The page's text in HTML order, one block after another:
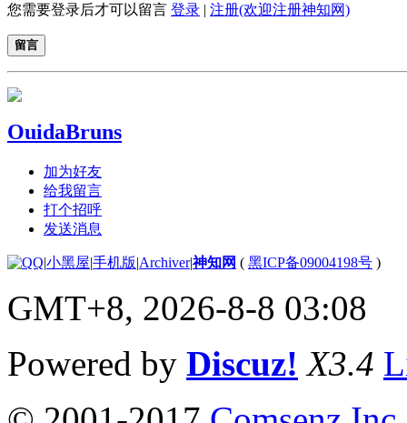
您需要登录后才可以留言 登录 | 注册(欢迎注册神知网)
留言
OuidaBruns
加为好友
给我留言
打个招呼
发送消息
|小黑屋|手机版|Archiver|神知网 ( 黑ICP备09004198号 )
GMT+8, 2026-8-8 03:08
Powered by Discuz! X3.4